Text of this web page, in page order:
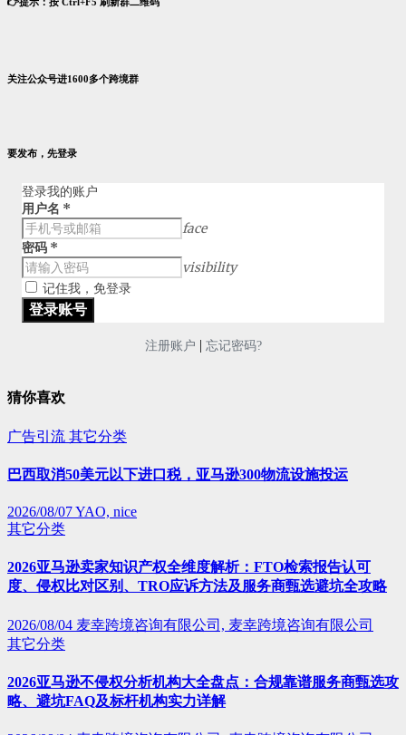
关注公众号进1600多个跨境群
要发布，先登录
登录我的账户
用户名 *
face
密码 *
visibility
记住我，免登录
注册账户 | 忘记密码?
猜你喜欢
广告引流 其它分类
巴西取消50美元以下进口税，亚马逊300物流设施投运
2026/08/07YAO, nice
其它分类
2026亚马逊卖家知识产权全维度解析：FTO检索报告认可
度、侵权比对区别、TRO应诉方法及服务商甄选避坑全攻略
2026/08/04 麦幸跨境咨询有限公司, 麦幸跨境咨询有限公司
其它分类
2026亚马逊不侵权分析机构大全盘点：合规靠谱服务商甄选攻
略、避坑FAQ及标杆机构实力详解